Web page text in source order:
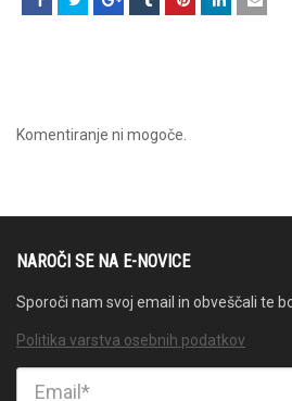
Komentiranje ni mogoče.
NAROČI SE NA E-NOVICE
Sporoči nam svoj email in obveščali te
Politika varstva osebnih podatkov